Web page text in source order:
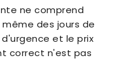
ne comprend
des jours de
et le prix
correct n'est pas